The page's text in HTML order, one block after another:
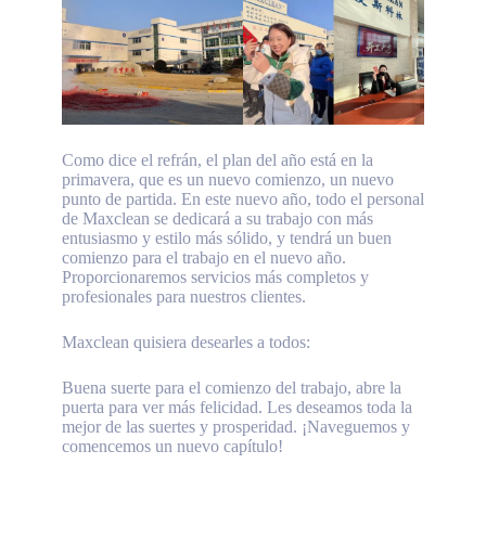
Como dice el refrán, el plan del año está en la
primavera, que es un nuevo comienzo, un nuevo
punto de partida. En este nuevo año, todo el personal
de Maxclean se dedicará a su trabajo con más
entusiasmo y estilo más sólido, y tendrá un buen
comienzo para el trabajo en el nuevo año.
Proporcionaremos servicios más completos y
profesionales para nuestros clientes.
Maxclean quisiera desearles a todos:
Buena suerte para el comienzo del trabajo, abre la
puerta para ver más felicidad. Les deseamos toda la
mejor de las suertes y prosperidad. ¡Naveguemos y
comencemos un nuevo capítulo!